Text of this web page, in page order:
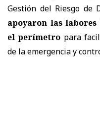
Gestión del Riesgo de
apoyaron las
el perímetro para
de la emergencia y